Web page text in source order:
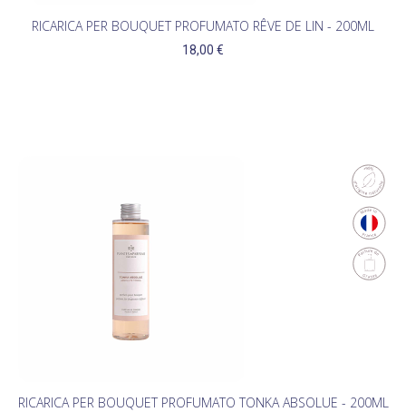
RICARICA PER BOUQUET PROFUMATO RÊVE DE LIN - 200ML
18,00 €
RICARICA PER BOUQUET PROFUMATO TONKA ABSOLUE - 200ML